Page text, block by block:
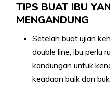
TIPS BUAT IBU
MENGANDUNG
Setelah buat ujian
double line, ibu perlu
kandungan untuk
keadaan baik dan